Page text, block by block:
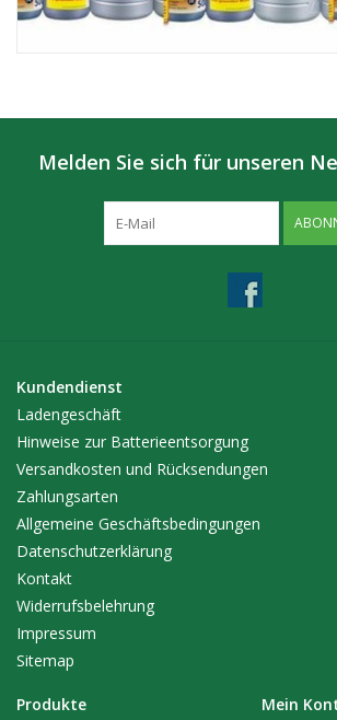
Melden Sie sich für unseren
Kundendienst
Ladengeschäft
Hinweise zur Batterieentsorgung
Versandkosten und Rücksendungen
Zahlungsarten
Allgemeine Geschäftsbedingungen
Datenschutzerklärung
Kontakt
Widerrufsbelehrung
Impressum
Sitemap
Produkte
Mein